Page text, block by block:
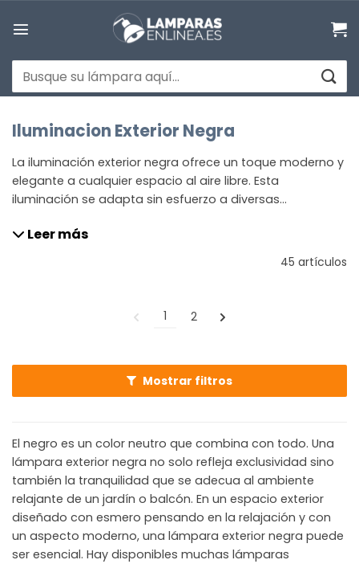
Buscar
por:
Iluminacion Exterior Negra
La iluminación exterior negra ofrece un toque moderno y
elegante a cualquier espacio al aire libre. Esta
iluminación se adapta sin esfuerzo a diversas
Con acabados duraderos y resistentes a la intemperie,
combina estética y funcionalidad. Opta por un aspecto
Leer más
45 artículos
1 2
Mostrar filtros
El negro es un color neutro que combina con todo. Una
lámpara exterior negra no solo refleja exclusividad sino
también la tranquilidad que se adecua al ambiente
relajante de un jardín o balcón. En un espacio exterior
diseñado con esmero pensando en la relajación y con
un aspecto moderno, una lámpara exterior negra puede
ser esencial. Hay disponibles muchas lámparas